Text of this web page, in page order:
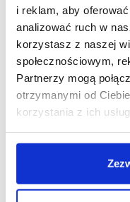
i reklam, aby
analizować ruch w
korzystasz z naszej
społecznościowym,
Partnerzy mogą
otrzymanymi od
korzystania z ich